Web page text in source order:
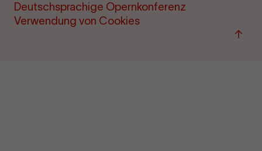
Deutschsprachige Opernkonferenz
Verwendung von Cookies
Zum